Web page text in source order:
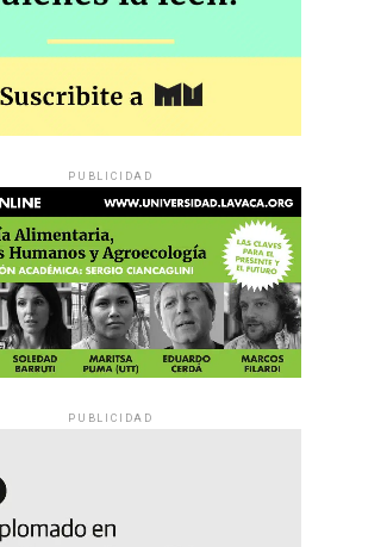
PUBLICIDAD
PUBLICIDAD